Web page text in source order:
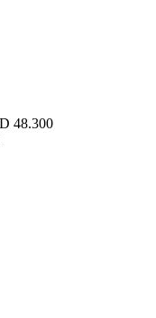
48.300